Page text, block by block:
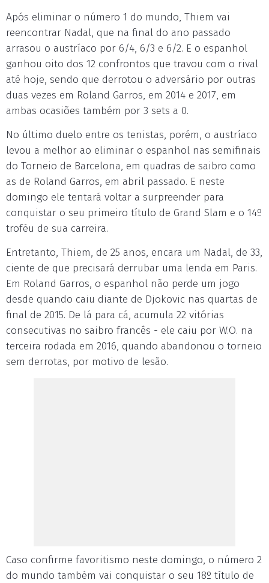
Após eliminar o número 1 do mundo, Thiem vai
reencontrar Nadal, que na final do ano passado
arrasou o austríaco por 6/4, 6/3 e 6/2. E o espanhol
ganhou oito dos 12 confrontos que travou com o rival
até hoje, sendo que derrotou o adversário por outras
duas vezes em Roland Garros, em 2014 e 2017, em
ambas ocasiões também por 3 sets a 0.
No último duelo entre os tenistas, porém, o austríaco
levou a melhor ao eliminar o espanhol nas semifinais
do Torneio de Barcelona, em quadras de saibro como
as de Roland Garros, em abril passado. E neste
domingo ele tentará voltar a surpreender para
conquistar o seu primeiro título de Grand Slam e o 14º
troféu de sua carreira.
Entretanto, Thiem, de 25 anos, encara um Nadal, de 33,
ciente de que precisará derrubar uma lenda em Paris.
Em Roland Garros, o espanhol não perde um jogo
desde quando caiu diante de Djokovic nas quartas de
final de 2015. De lá para cá, acumula 22 vitórias
consecutivas no saibro francês - ele caiu por W.O. na
terceira rodada em 2016, quando abandonou o torneio
sem derrotas, por motivo de lesão.
Caso confirme favoritismo neste domingo, o número 2
do mundo também vai conquistar o seu 18º título de